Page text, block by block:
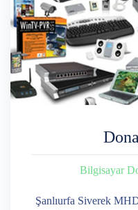
Bilgisayar
Şanlıurfa Siverek